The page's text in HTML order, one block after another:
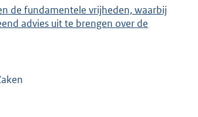
de fundamentele vrijheden, waarbij
advies uit te brengen over de